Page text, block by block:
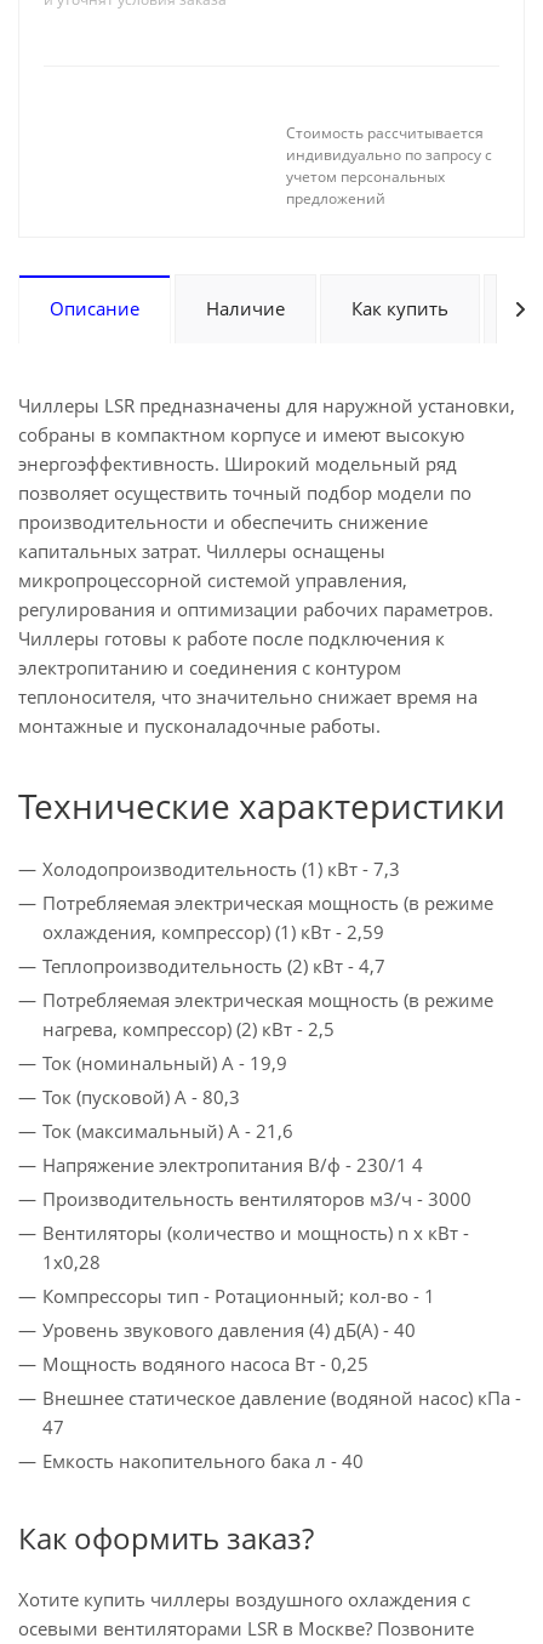
Стоимость рассчитывается
индивидуально по запросу с
учетом персональных
предложений
Описание Наличие Как купить
Чиллеры LSR предназначены для наружной установки,
собраны в компактном корпусе и имеют высокую
энергоэффективность. Широкий модельный ряд
позволяет осуществить точный подбор модели по
производительности и обеспечить снижение
капитальных затрат. Чиллеры оснащены
микропроцессорной системой управления,
регулирования и оптимизации рабочих параметров.
Чиллеры готовы к работе после подключения к
электропитанию и соединения с контуром
теплоносителя, что значительно снижает время на
монтажные и пусконаладочные работы.
Технические характеристики
Холодопроизводительность (1) кВт - 7,3
Потребляемая электрическая мощность (в режиме
охлаждения, компрессор) (1) кВт - 2,59
Теплопроизводительность (2) кВт - 4,7
Потребляемая электрическая мощность (в режиме
нагрева, компрессор) (2) кВт - 2,5
Ток (номинальный) A - 19,9
Ток (пусковой) A - 80,3
Ток (максимальный) A - 21,6
Напряжение электропитания В/ф - 230/1 4
Производительность вентиляторов м3/ч - 3000
Вентиляторы (количество и мощность) n x кВт -
1x0,28
Компрессоры тип - Ротационный; кол-во - 1
Уровень звукового давления (4) дБ(A) - 40
Мощность водяного насоса Вт - 0,25
Внешнее статическое давление (водяной насос) кПа -
47
Емкость накопительного бака л - 40
Как оформить заказ?
Хотите купить чиллеры воздушного охлаждения с
осевыми вентиляторами LSR в Москве? Позвоните